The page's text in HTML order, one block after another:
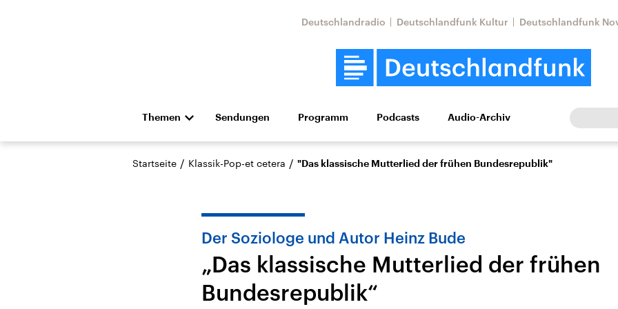
Deutschlandradio Deutschlandfunk Kultur Deutschlandfunk
Themen
Die Nachrichten Politik Wirtschaft Wissen Kultur Europa
Hörspiel und Feature Musik
Landtagswahl Sachsen-
Anhalt 2026
USA
Aktuelle Beiträge,
Sendungen Programm Podcasts Audio-Archiv
Startseite / Klassik-Pop-et cetera / "Das klassische Mutterlied der frühen Bundesrepublik"
Der Soziologe und Autor Heinz Bude
„Das klassische Mutterlied der frühen
Bundesrepublik“